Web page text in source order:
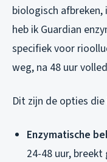
biologisch
heb ik Guardian
specifiek voor
weg, na 48 uur
Dit zijn de opties die
Enzymatische
24-48 uur,